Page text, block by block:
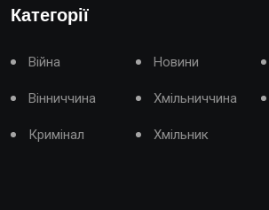
Категорії
Війна Новини
Вінниччина Хмільниччина
Кримінал Хмільник